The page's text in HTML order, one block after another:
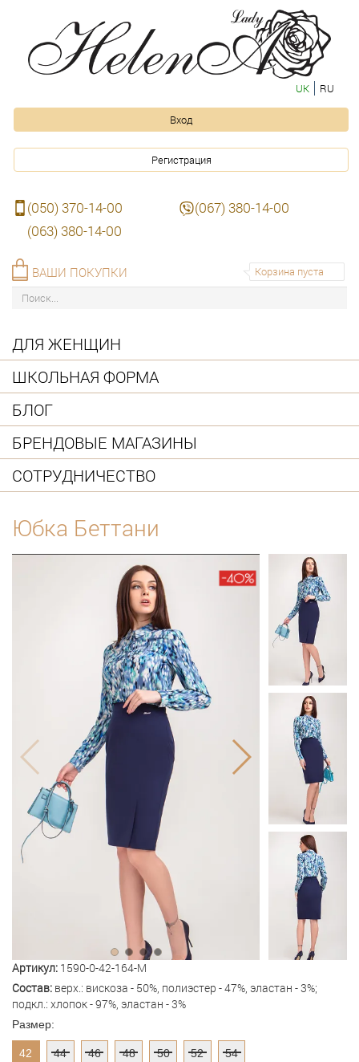
UK RU
Вход
Регистрация
(050) 370-14-00
(067) 380-14-00
(063) 380-14-00
Корзина пуста
ВАШИ ПОКУПКИ
ДЛЯ ЖЕНЩИН
ШКОЛЬНАЯ ФОРМА
БЛОГ
БРЕНДОВЫЕ МАГАЗИНЫ
СОТРУДНИЧЕСТВО
Юбка Беттани
Артикул: 1590-0-42-164-M
Состав: верх.: вискоза - 50%, полиэстер - 47%, эластан - 3%;
подкл.: хлопок - 97%, эластан - 3%
Размер:
42 44 46 48 50 52 54